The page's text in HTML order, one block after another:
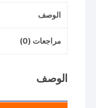
الوصف
مراجعات (0)
الوصف